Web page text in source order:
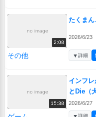
no image
2:08
たくまん
2026/6/23
その他 ▼詳細
no image
15:38
インフ
とDie（
35↗
2026/6/27